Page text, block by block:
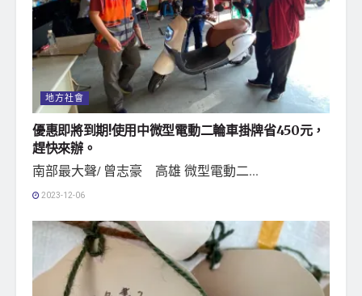
地方社會
優惠即將到期!使用中微型電動二輪車掛牌省450元，
趕快來辦。
南部最大聲/ 曾志豪 高雄 微型電動二...
2023-12-06